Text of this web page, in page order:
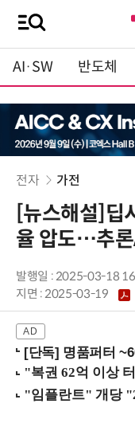
AI·SW 반도체
전자 가전
[뉴스해설]딥
율 압도…추
발행일 : 2025-03-18
지면 :2025-03-19
[단독] 명품퍼터